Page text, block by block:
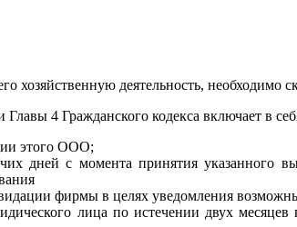
деятельность, необходимо
4 Гражданского кодекса включает в
этого ООО;
дней с момента принятия указанного
фирмы в целях уведомления
лица по истечении двух месяцев